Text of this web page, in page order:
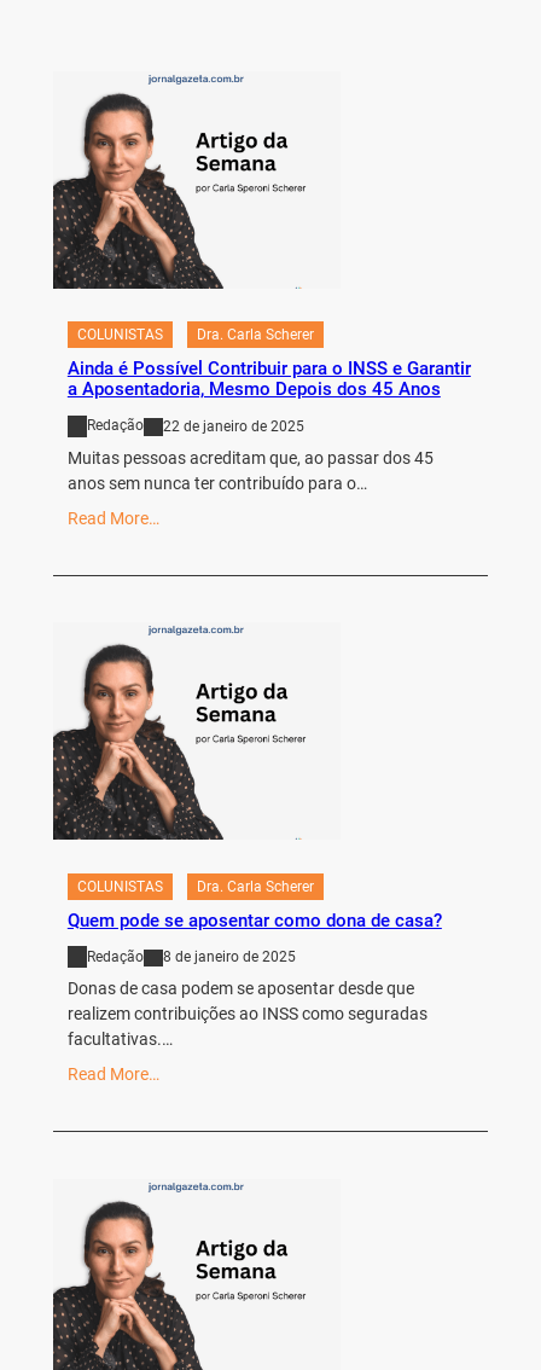
COLUNISTAS Dra. Carla Scherer
Ainda é Possível Contribuir para o INSS e Garantir
a Aposentadoria, Mesmo Depois dos 45 Anos
Redação 22 de janeiro de 2025
Muitas pessoas acreditam que, ao passar dos 45
anos sem nunca ter contribuído para o…
Read More…
COLUNISTAS Dra. Carla Scherer
Quem pode se aposentar como dona de casa?
Redação 8 de janeiro de 2025
Donas de casa podem se aposentar desde que
realizem contribuições ao INSS como seguradas
facultativas.…
Read More…